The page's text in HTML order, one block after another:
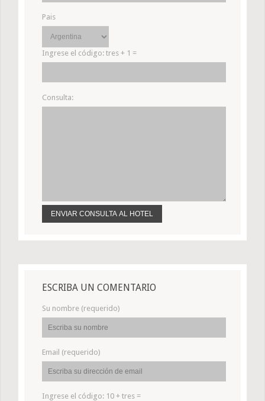
Pais
Ingrese el código: tres + 1 =
Consulta:
ESCRIBA UN COMENTARIO
Su nombre (requerido)
Email (requerido)
Ingrese el código: 10 + tres =